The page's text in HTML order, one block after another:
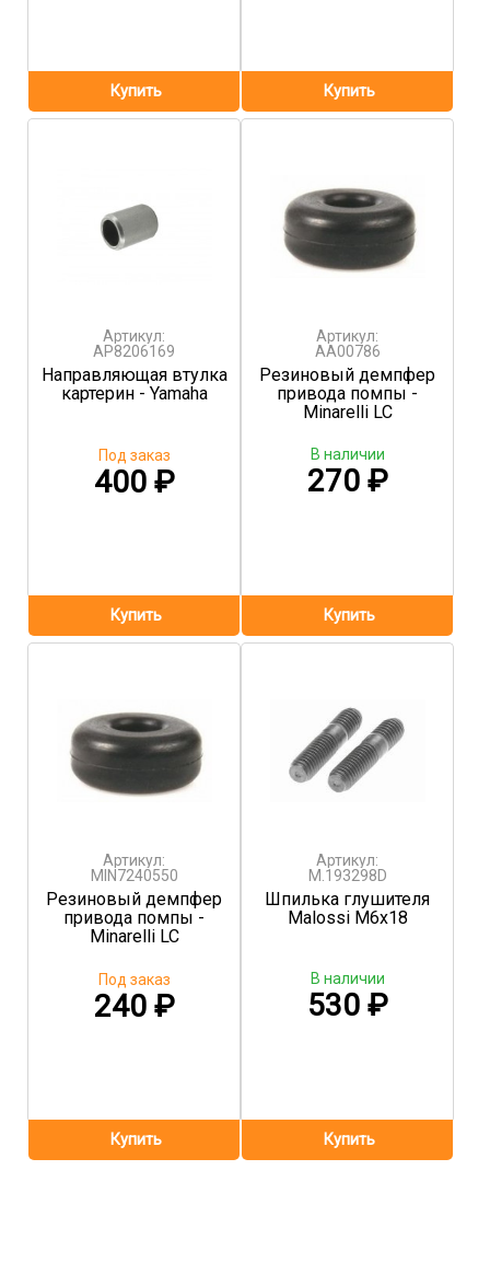
Артикул:
AP8206169
Направляющая втулка
картерин - Yamaha
400 ₽
Под заказ
Артикул:
AA00786
Резиновый демпфер
привода помпы -
Minarelli LC
270 ₽
В наличии
Артикул:
MIN7240550
Резиновый демпфер
привода помпы -
Minarelli LC
240 ₽
Под заказ
Артикул:
M.193298D
Шпилька глушителя
Malossi M6x18
530 ₽
В наличии